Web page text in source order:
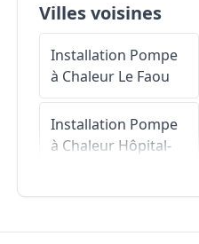
Villes voisines
Installation Pompe
à Chaleur Le Faou
Installation Pompe
à Chaleur Hôpital-
à ChaleurIrvillac